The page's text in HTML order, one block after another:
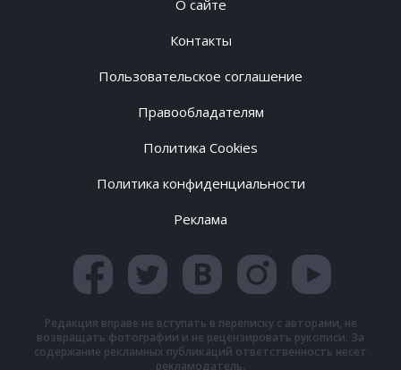
О сайте
Контакты
Пользовательское соглашение
Правообладателям
Политика Cookies
Политика конфиденциальности
Реклама
Редакция вправе не вступать в переписку с авторами, не
возвращать фотографии и не рецензировать рукописи. За
содержание рекламных публикаций ответственность несет
рекламодатель.